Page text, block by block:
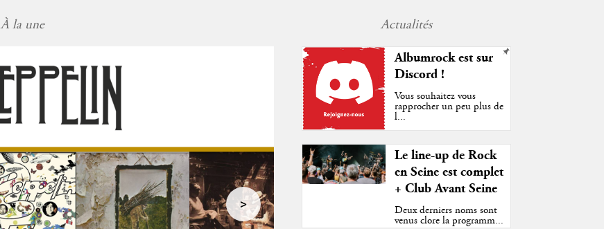
À la une
>
Actualités
Albumrock est sur
Discord !
Vous souhaitez vous
rapprocher un peu plus de
l...
Le line-up de Rock
en Seine est complet
+ Club Avant Seine
Deux derniers noms sont
venus clore la programm...